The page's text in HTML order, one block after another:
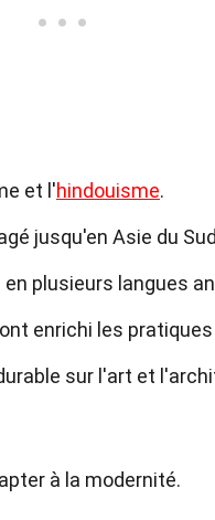
et l'hindouisme.
jusqu'en Asie du
plusieurs langues
enrichi les
sur l'art et
à la modernité.